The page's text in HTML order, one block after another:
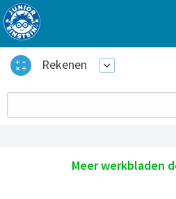
Rekenen
Meer werkbladen